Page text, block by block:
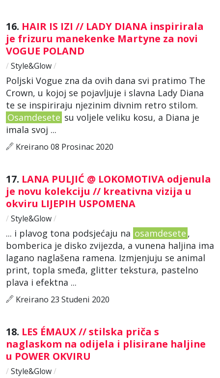
16. HAIR IS IZI // LADY DIANA inspirirala
je frizuru manekenke Martyne za novi
VOGUE POLAND
/ Style&Glow/
Poljski Vogue zna da ovih dana svi pratimo The
Crown, u kojoj se pojavljuje i slavna Lady Diana
te se inspiriraju njezinim divnim retro stilom.
Osamdesete su voljele veliku kosu, a Diana je
imala svoj ...
Kreirano 08 Prosinac 2020
17. LANA PULJIĆ @ LOKOMOTIVA odjenula
je novu kolekciju // kreativna vizija u
okviru LIJEPIH USPOMENA
/ Style&Glow/
... i plavog tona podsjećaju na osamdesete ,
bomberica je disko zvijezda, a vunena haljina ima
lagano naglašena ramena. Izmjenjuju se animal
print, topla smeđa, glitter tekstura, pastelno
plava i efektna ...
Kreirano 23 Studeni 2020
18. LES ÉMAUX // stilska priča s
naglaskom na odijela i plisirane haljine
u POWER OKVIRU
/ Style&Glow/